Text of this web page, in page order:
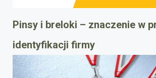
Pinsy i breloki – znaczenie w
identyfikacji firmy